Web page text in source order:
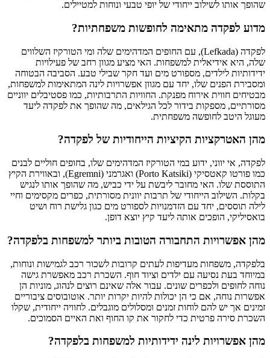
שהופך אותו לשילוב ייחודי של יופי טבעי ונוחות למטיילים.
מדוע לפקדה מתאימה לחופשות משפחתיות?
לפקדה (Lefkada), עם החופים המדהימים שלה ומי הטורקיז השלווים
שלה, היא אידיאלית למשפחות. האי מציע מגוון רחב של פעילויות
ידידותיות לילדים, מספורט מים ועד חקר שבילי טבע. הסביבה הבטוחה
ומסבירת הפנים שלו, יחד עם מגוון אפשרויות לינה המתאימות למשפחות,
מבטיחים חווית אירוח מפנקת. החוויות התרבותיות, כמו פסטיבלים יווניים
מסורתיים, מספקות בידור לכל הגילאים, מה שהופך את לפקדה ליעד
מעוגל היטב לחופשה משפחתית.
מהן האטרקציות הקיציות הייחודיות של לפקדה?
לפקדה, אי יווני, ידוע במי הטורקיז המדהימים שלו, בחופים חוליים לבנים
כמו פורטו קאטסיקי (Porto Katsiki) ואגרמני (Egremni), ובאווירת הקיץ
התוססת שלו. האי מחובר ליבשת על ידי כביש, מה שהופך אותו לנגיש
בקלות. השילוב הייחודי של תרבות יוונית מסורתית, כפרים מקסימים וחיי
לילה תוססים, יחד עם הזדמנויות לספורט מים כגון גלישת רוח ושיט
בואסיליקי, הופכים אותה ליעד קיץ יוצא דופן.
מהן אפשרויות התחבורה הטובות ביותר למשפחות בלפקדה?
בלפקדה, משפחות מעדיפות לעתים קרובות לשכור רכב לגמישות ונוחות,
במיוחד בעת נסיעה עם ילדים וציוד חוף. השכרת רכב מאפשרת גישה
נוחה לחופים ולכפרים שונים. עבור אלה שאינם רוצים לנהוג, מוניות הן
אפשרות נוחה, אם כי הן יכולות להיות יקרות יותר. אוטובוסים ציבוריים
זמינים אך יש להם לוחות זמנים ומסלולים מוגבלים. לחוויה ייחודית, שקלו
השכרת סירה פרטית כדי לחקור את קו החוף ואת האיים הסמוכים.
מהן אפשרויות לינה ידידותיות למשפחות בלפקדה?